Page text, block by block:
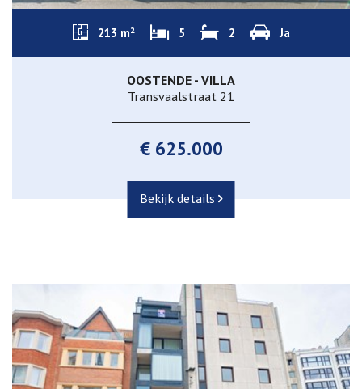
213 m² 5 2 Ja
OOSTENDE - VILLA
Transvaalstraat 21
€ 625.000
Bekijk details